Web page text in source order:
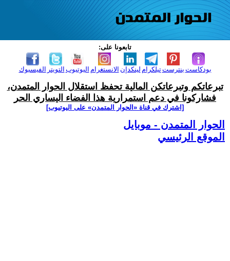
تابعونا على:
الفيسبوك التويتر اليوتيوب الانستغرام لينكدإن تيلكرامبنترست بودكاست
تبرعاتكم وتبرعاتكن المالية تحفظ استقلال الحوار المتمدن،
فشاركونا في دعم استمرارية هذا الفضاء اليساري الحر
[اشترك في قناة ‫«الحوار المتمدن» على اليوتيوب]
الحوار المتمدن - موبايل
الموقع الرئيسي